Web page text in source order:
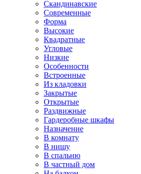
Скандинавские
Современные
Форма
Высокие
Квадратные
Угловые
Низкие
Особенности
Встроенные
Из кладовки
Закрытые
Открытые
Раздвижные
Гардеробные шкафы
Назначение
В комнату
В нишу
В спальню
В частный дом